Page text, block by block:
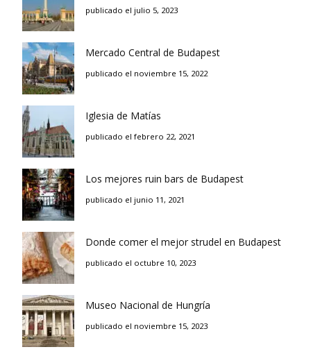
publicado el julio 5, 2023
Mercado Central de Budapest
publicado el noviembre 15, 2022
Iglesia de Matías
publicado el febrero 22, 2021
Los mejores ruin bars de Budapest
publicado el junio 11, 2021
Donde comer el mejor strudel en Budapest
publicado el octubre 10, 2023
Museo Nacional de Hungría
publicado el noviembre 15, 2023